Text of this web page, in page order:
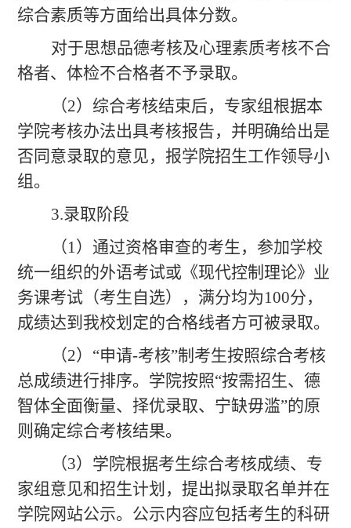
综合素质等方面给出具体分数。
对于思想品德考核及心理素质考核不合
格者、体检不合格者不予录取。
（2）综合考核结束后，专家组根据本
学院考核办法出具考核报告，并明确给出是
否同意录取的意见，报学院招生工作领导小
组。
3.录取阶段
（1）通过资格审查的考生，参加学校
统一组织的外语考试或《现代控制理论》业
务课考试（考生自选），满分均为100分，
成绩达到我校划定的合格线者方可被录取。
（2）“申请-考核”制考生按照综合考核
总成绩进行排序。学院按照“按需招生、德
智体全面衡量、择优录取、宁缺毋滥”的原
则确定综合考核结果。
（3）学院根据考生综合考核成绩、专
家组意见和招生计划，提出拟录取名单并在
学院网站公示。公示内容应包括考生的科研